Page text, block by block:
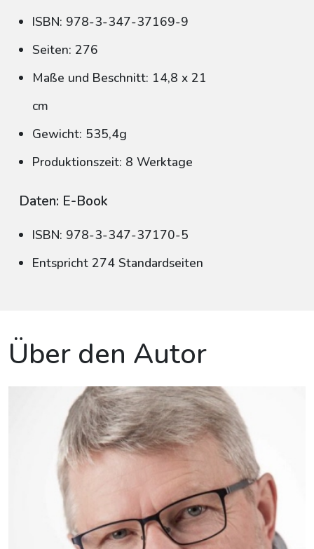
ISBN: 978-3-347-37169-9
Seiten: 276
Maße und Beschnitt: 14,8 x 21
cm
Gewicht: 535,4g
Produktionszeit: 8 Werktage
Daten: E-Book
ISBN: 978-3-347-37170-5
Entspricht 274 Standardseiten
Über den Autor